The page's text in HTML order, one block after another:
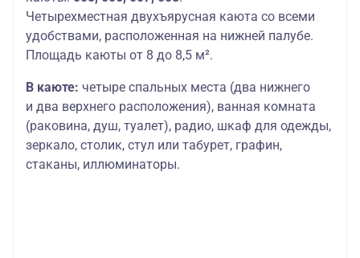
Четырехместная двухъярусная каюта со всеми
удобствами, расположенная на нижней палубе.
Площадь каюты от 8 до 8,5 м².
В каюте: четыре спальных места (два нижнего
и два верхнего расположения), ванная комната
(раковина, душ, туалет), радио, шкаф для одежды,
зеркало, столик, стул или табурет, графин,
стаканы, иллюминаторы.